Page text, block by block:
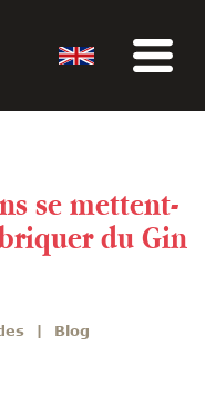
se mettent-
du Gin
Blog